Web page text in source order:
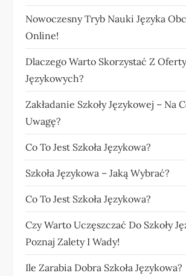
Nowoczesny Tryb Nauki Języka
Online!
Dlaczego Warto Skorzystać Z Oferty
Językowych?
Zakładanie Szkoły Językowej – Na
Uwagę?
Co To Jest Szkoła Językowa?
Szkoła Językowa – Jaką Wybrać?
Co To Jest Szkoła Językowa?
Czy Warto Uczęszczać Do Szkoły
Poznaj Zalety I Wady!
Ile Zarabia Dobra Szkoła Językowa?